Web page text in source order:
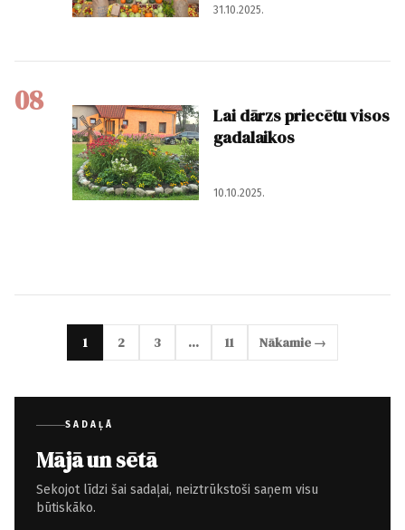
31.10.2025.
08
Lai dārzs priecētu visos
gadalaikos
10.10.2025.
1 2 3 … 11 Nākamie →
SADAĻĀ
Mājā un sētā
Sekojot līdzi šai sadaļai, neiztrūkstoši saņem visu
būtiskāko.